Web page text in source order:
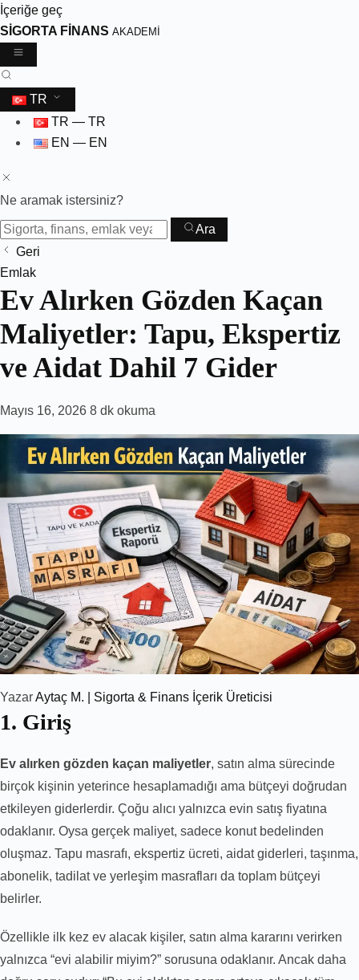
İçeriğe geç
SİGORTA FİNANS AKADEMİ
TR
TR — TR
EN — EN
Ne aramak istersiniz?
Ara
Geri
Skip
to
content
Emlak
Ev Alırken Gözden Kaçan
Maliyetler: Tapu, Ekspertiz
ve Aidat Dahil 7 Gider
Mayıs 16, 2026 8 dk okuma
YazarAytaç M. | Sigorta & Finans İçerik Üreticisi
1. Giriş
Ev alırken gözden kaçan maliyetler, satın alma sürecinde
birçok kişinin yeterince hesaplamadığı ama bütçeyi doğrudan
etkileyen giderlerdir. Çoğu alıcı yalnızca evin satış fiyatına
odaklanır. Oysa gerçek maliyet, sadece konut bedelinden
oluşmaz. Tapu masrafı, ekspertiz ücreti, aidat giderleri, taşınma,
abonelik, tadilat ve yerleşim masrafları da toplam bütçeyi
belirler.
Özellikle ilk kez ev alacak kişiler, satın alma kararını verirken
yalnızca “evi alabilir miyim?” sorusuna odaklanır. Ancak daha